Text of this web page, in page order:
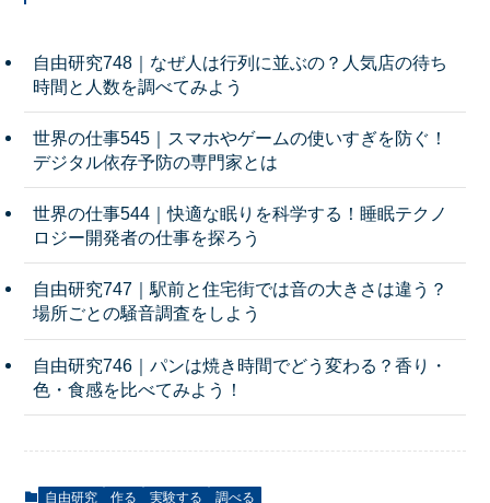
自由研究748｜なぜ人は行列に並ぶの？人気店の待ち
時間と人数を調べてみよう
世界の仕事545｜スマホやゲームの使いすぎを防ぐ！
デジタル依存予防の専門家とは
世界の仕事544｜快適な眠りを科学する！睡眠テクノ
ロジー開発者の仕事を探ろう
自由研究747｜駅前と住宅街では音の大きさは違う？
場所ごとの騒音調査をしよう
自由研究746｜パンは焼き時間でどう変わる？香り・
色・食感を比べてみよう！
自由研究 作る 実験する 調べる